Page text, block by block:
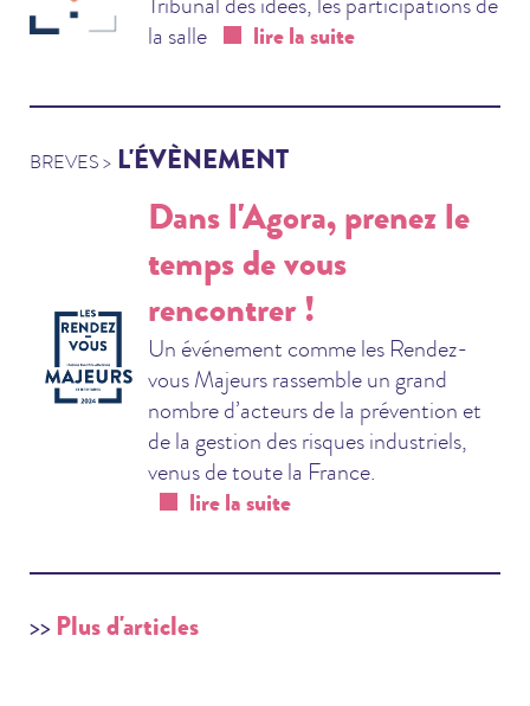
la salle
lire la suite
BREVES > L'ÉVÈNEMENT
Dans l'Agora, prenez le
temps de vous
rencontrer !
Un événement comme les Rendez-
vous Majeurs rassemble un grand
nombre d’acteurs de la prévention et
de la gestion des risques industriels,
venus de toute la France.
lire la suite
>> Plus d'articles